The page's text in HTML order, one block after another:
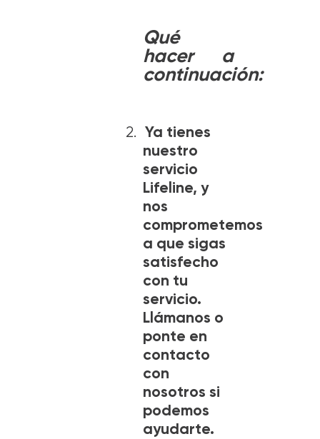
Qué
hacer a
continuación:
2. Ya tienes
nuestro
servicio
Lifeline, y
nos
comprometemos
a que sigas
satisfecho
con tu
servicio.
Llámanos o
ponte en
contacto
con
nosotros si
podemos
ayudarte.